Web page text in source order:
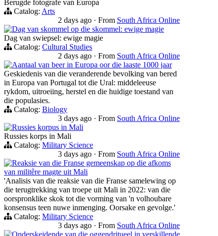
Berugde fotografe van Europa
Catalog: Arts
2 days ago · From South Africa Online
Dag van skommel op die skommel: ewige magie
Dag van swiepsel: ewige magie
Catalog: Cultural Studies
2 days ago · From South Africa Online
Aantaal van beer in Europa oor die laaste 1000 jaar
Geskiedenis van die veranderende bevolking van bered
in Europa van Portugal tot die Ural: middeleeuse
rykdom, uitroeiing, herstel en die huidige toestand van
die populasies.
Catalog: Biology
3 days ago · From South Africa Online
Russies korpus in Mali
Russies korps in Mali
Catalog: Military Science
3 days ago · From South Africa Online
Reaksie van die Franse gemeenskap op die afkoms
van militêre magte uit Mali
'Analisis van die reaksie van die Franse samelewing op
die terugtrekking van troepe uit Mali in 2022: van die
oorspronklike skok tot die vorming van 'n volhoubare
konsensus teen nuwe inmenging. Oorsake en gevolge.'
Catalog: Military Science
3 days ago · From South Africa Online
Onderskeidende van die oggendritueel in verskillende